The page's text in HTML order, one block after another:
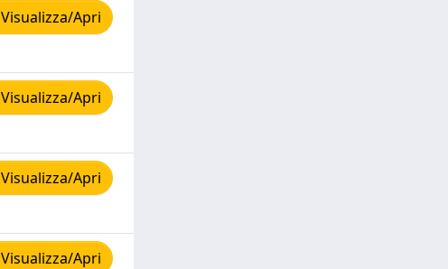
Visualizza/Apri
Visualizza/Apri
Visualizza/Apri
Visualizza/Apri